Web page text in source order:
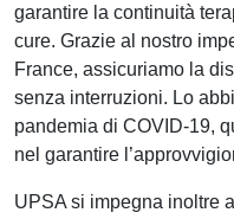
garantire la continuità
cure. Grazie al nostro
France, assicuriamo la
senza interruzioni. Lo
pandemia di COVID-19,
nel garantire
UPSA si impegna inoltre